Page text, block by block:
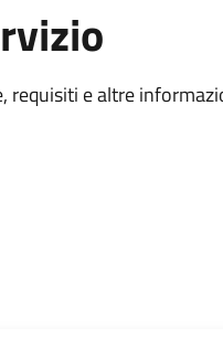
requisiti e altre